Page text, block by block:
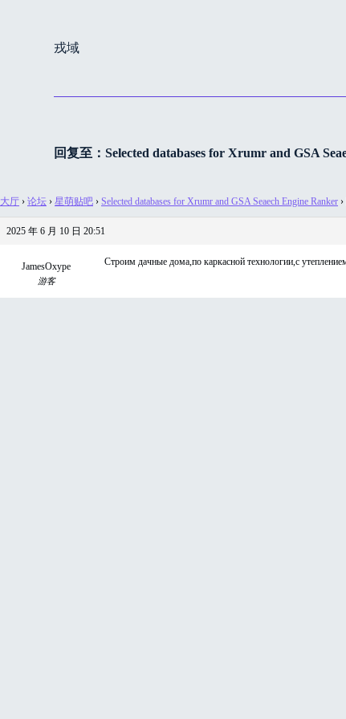
戎域
回复至：Selected databases for Xrumr and GSA
大厅 › 论坛 › 星萌贴吧 › Selected databases for Xrumr and GSA Seaech Engine Ranker ›
2025 年 6 月 10 日 20:51
JamesOxype
游客
Строим дачные дома,по каркасной технологии,с